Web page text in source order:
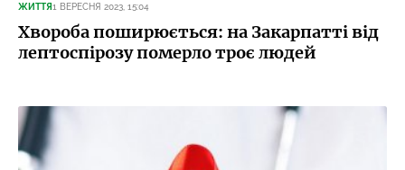
ЖИТТЯ1 ВЕРЕСНЯ 2023, 15:04
Хвороба поширюється: на Закарпатті від
лептоспірозу померло троє людей